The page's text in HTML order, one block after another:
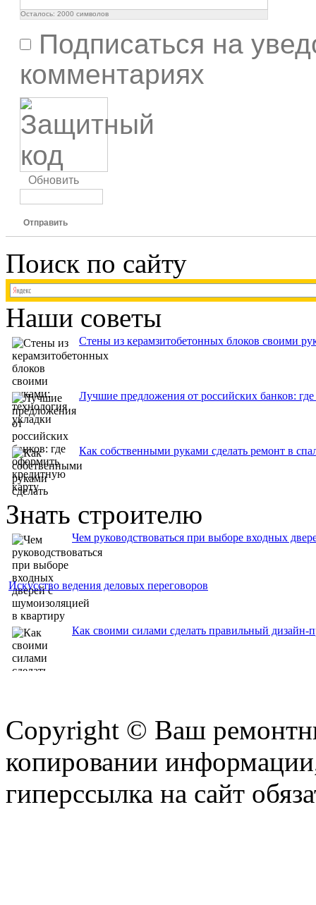
Осталось: 2000 символов
Подписаться на
комментариях
Обновить
Отправить
Поиск по сайту
Наши советы
Стены из керамзитобетонных блоков своими
Лучшие предложения от российских банков:
Как собственными руками сделать ремонт в
Знать строителю
Чем руководствоваться при выборе входных
Искусство ведения деловых переговоров
Как своими силами сделать правильный дизайн-
Copyright © Ваш
копировании
гиперссылка на сайт